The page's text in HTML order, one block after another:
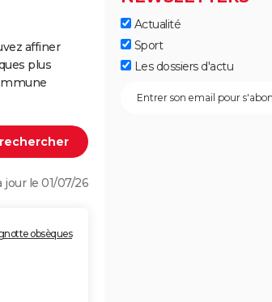
affiner
plus
jour le 01/07/26
obsèques
Actualité
Sport
Les dossiers d'actu